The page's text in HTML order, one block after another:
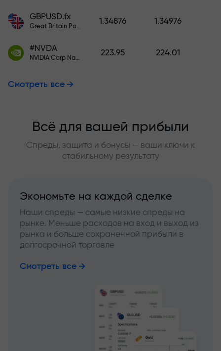
GBPUSD.fx
Great Britain Pound vs US Dollar
1.34876 1.34976
#NVDA
NVIDIA Corp Nasdaq Stock Exchange (Nasdaq) USD
223.95 224.01
Смотреть все
Всё для вашей прибыли
Спреды, защита и бонусы — ваши ключи к
стабильному результату
Экономьте на каждой сделке
Наши спреды — самые низкие спреды на
рынке. Меньше расходов на вход и выход из
рынка и больше сохраненной прибыли в
долгосрочной торговле
Смотреть все